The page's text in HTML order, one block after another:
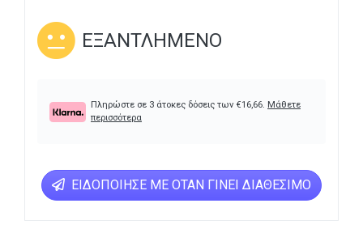
ΕΞΑΝΤΛΗΜΈΝΟ
Πληρώστε σε 3 άτοκες δόσεις των €16,66. Μάθετε
περισσότερα
ΕΙΔΟΠΟΊΗΣΕ ΜΕ ΌΤΑΝ ΓΊΝΕΙ ΔΙΑΘΈΣΙΜΟ